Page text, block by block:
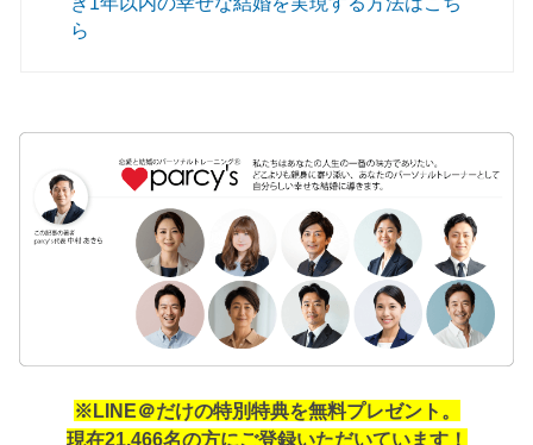
ら
※LINE＠だけの特別特典を無料プレゼント。
現在21,466名の方にご登録いただいています！